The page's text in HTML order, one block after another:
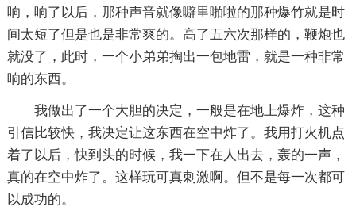
响，响了以后，那种声音就像噼里啪啦的那种爆竹就是时
间太短了但是也是非常爽的。高了五六次那样的，鞭炮也
就没了，此时，一个小弟弟掏出一包地雷，就是一种非常
响的东西。
我做出了一个大胆的决定，一般是在地上爆炸，这种
引信比较快，我决定让这东西在空中炸了。我用打火机点
着了以后，快到头的时候，我一下在人出去，轰的一声，
真的在空中炸了。这样玩可真刺激啊。但不是每一次都可
以成功的。